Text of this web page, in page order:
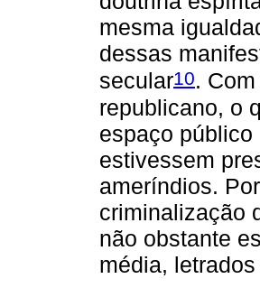
mesma
dessas
secular10.
republicano, o
espaço
estivessem
ameríndios.
criminalização
não obstante
média,